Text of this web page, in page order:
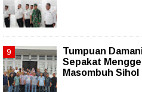
Tumpuan
Sepakat
Masombuh Sihol